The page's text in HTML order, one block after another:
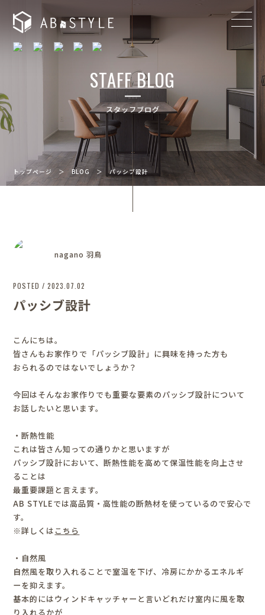
STAFF BLOG
スタッフブログ
トップページ ＞BLOG ＞パッシブ設計
nagano 羽鳥
POSTED / 2023.07.02
パッシブ設計
こんにちは。
皆さんもお家作りで「パッシブ設計」に興味を持った方も
おられるのではないでしょうか？
今回はそんなお家作りでも重要な要素のパッシブ設計について
お話したいと思います。
・断熱性能
これは皆さん知っての通りかと思いますが
パッシブ設計において、断熱性能を高めて保温性能を向上させ
ることは
最重要課題と言えます。
AB STYLEでは高品質・高性能の断熱材を使っているので安心で
す。
※詳しくは こちら
・自然風
自然風を取り入れることで室温を下げ、冷房にかかるエネルギ
ーを抑えます。
基本的にはウィンドキャッチャーと言いどれだけ室内に風を取
り入れるかが